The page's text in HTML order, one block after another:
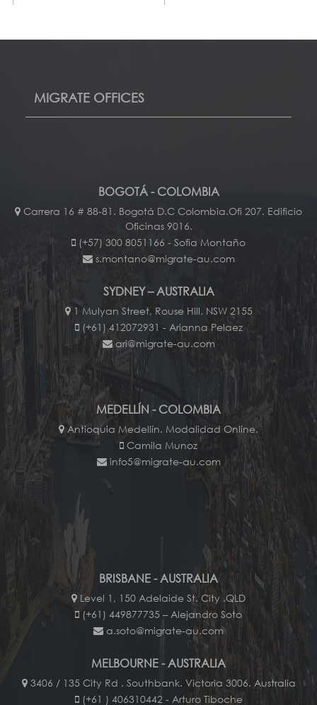
MIGRATE OFFICES
BOGOTÁ - COLOMBIA
Carrera 16 # 88-81. Bogotá D.C Colombia.Ofi 207. Edificio
Oficinas 9016.
(+57) 300 8051166 - Sofia Montaño
s.montano@migrate-au.com
SYDNEY – AUSTRALIA
1 Mulyan Street, Rouse Hill. NSW 2155
(+61) 412072931 - Arianna Pelaez
ari@migrate-au.com
MEDELLÍN - COLOMBIA
Antioquia Medellín. Modalidad Online.
Camila Munoz
info5@migrate-au.com
BRISBANE - AUSTRALIA
Level 1, 150 Adelaide St. City .QLD
(+61) 449877735 – Alejandro Soto
a.soto@migrate-au.com
MELBOURNE - AUSTRALIA
3406 / 135 City Rd . Southbank. Victoria 3006. Australia
(+61 ) 406310442 - Arturo Tiboche